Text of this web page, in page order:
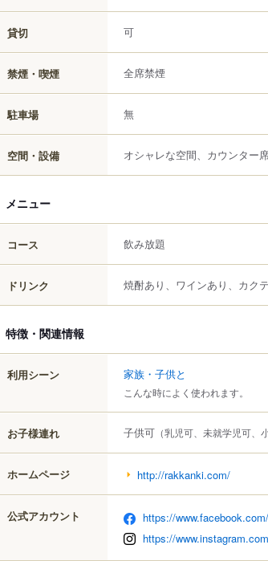
貸切 可
禁煙・喫煙 全席禁煙
駐車場 無
空間・設備 オシャレな空間、カウンター
メニュー
コース 飲み放題
ドリンク 焼酎あり、ワインあり、カク
特徴・関連情報
利用シーン 家族・子供と
こんな時によく使われます。
お子様連れ 子供可 （乳児可、未就学児可、
ホームページ http://rakkanki.com/
公式アカウント
https://
https://